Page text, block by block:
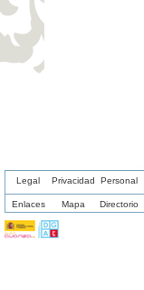
Legal Privacidad Personal
Enlaces Mapa Directorio